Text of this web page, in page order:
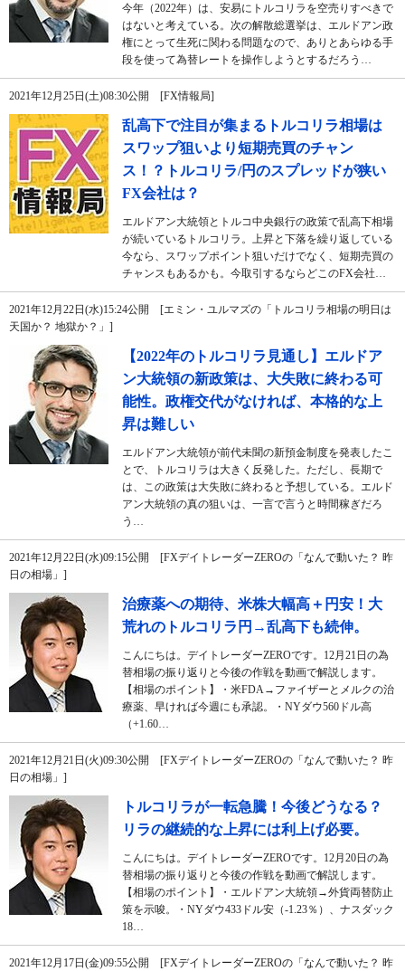
今年（2022年）は、安易にトルコリラを空売りすべきで
はないと考えている。次の解散総選挙は、エルドアン政
権にとって生死に関わる問題なので、ありとあらゆる手
段を使って為替レートを操作しようとするだろう…
2021年12月25日(土)08:30公開 [FX情報局]
乱高下で注目が集まるトルコリラ相場は
スワップ狙いより短期売買のチャン
ス！？トルコリラ/円のスプレッドが狭い
FX会社は？
エルドアン大統領とトルコ中央銀行の政策で乱高下相場
が続いているトルコリラ。上昇と下落を繰り返している
今なら、スワップポイント狙いだけでなく、短期売買の
チャンスもあるかも。今取引するならどこのFX会社…
2021年12月22日(水)15:24公開 [エミン・ユルマズの「トルコリラ相場の明日は
天国か？ 地獄か？」]
【2022年のトルコリラ見通し】エルドア
ン大統領の新政策は、大失敗に終わる可
能性。政権交代がなければ、本格的な上
昇は難しい
エルドアン大統領が前代未聞の新預金制度を発表したこ
とで、トルコリラは大きく反発した。ただし、長期で
は、この政策は大失敗に終わると予想している。エルド
アン大統領の真の狙いは、一言で言うと時間稼ぎだろ
う…
2021年12月22日(水)09:15公開 [FXデイトレーダーZEROの「なんで動いた？ 昨
日の相場」]
治療薬への期待、米株大幅高＋円安！大
荒れのトルコリラ円→乱高下も続伸。
こんにちは。デイトレーダーZEROです。12月21日の為
替相場の振り返りと今後の作戦を動画で解説します。
【相場のポイント】・米FDA→ファイザーとメルクの治
療薬、早ければ今週にも承認。・NYダウ560ドル高
（+1.60…
2021年12月21日(火)09:30公開 [FXデイトレーダーZEROの「なんで動いた？ 昨
日の相場」]
トルコリラが一転急騰！今後どうなる？
リラの継続的な上昇には利上げ必要。
こんにちは。デイトレーダーZEROです。12月20日の為
替相場の振り返りと今後の作戦を動画で解説します。
【相場のポイント】・エルドアン大統領→外貨両替防止
策を示唆。・NYダウ433ドル安（-1.23％）、ナスダック
18…
2021年12月17日(金)09:55公開 [FXデイトレーダーZEROの「なんで動いた？ 昨